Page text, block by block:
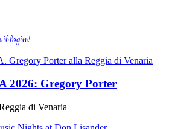
il login!
2026: Gregory Porter
di Venaria